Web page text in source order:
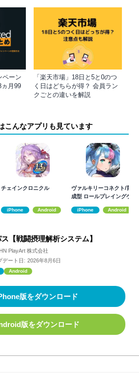
ペーン
ヵ月99
「楽天市場」18日と5と0のつ
く日はどちらが得？ 会員ラン
クごとの違いを解説
こんなアプリも見ています
チェインクロニクル
iPhone Android
ヴァルキリーコネクト/育
成型 ロールプレイングゲ
iPhone Android
【戦闘摂理解析システム】
PlayArt 株式会社
デート日: 2026年8月6日
Android
版をダウンロード
版をダウンロード